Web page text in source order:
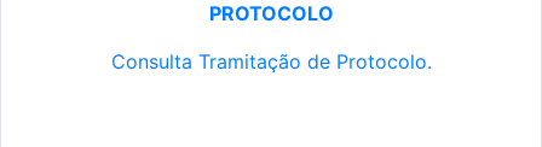
PROTOCOLO
Consulta Tramitação de Protocolo.